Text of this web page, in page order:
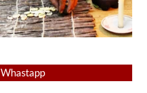
Whastapp